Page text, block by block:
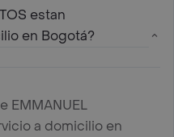
estan
en Bogotá?
EMMANUEL
a domicilio en